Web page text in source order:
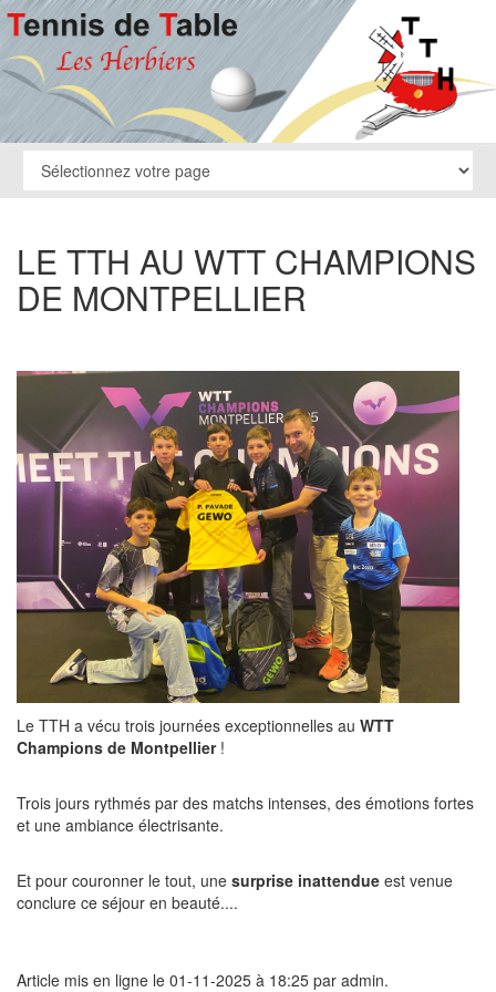
LE TTH AU WTT CHAMPIONS
DE MONTPELLIER
Le TTH a vécu trois journées exceptionnelles au WTT
Champions de Montpellier!
Trois jours rythmés par des matchs intenses, des émotions fortes
et une ambiance électrisante.
Et pour couronner le tout, une surprise inattendue est venue
conclure ce séjour en beauté....
Article mis en ligne le 01-11-2025 à 18:25 par admin.